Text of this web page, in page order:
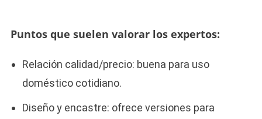
Puntos que suelen valorar los expertos:
Relación calidad/precio: buena para uso
doméstico cotidiano.
Diseño y encastre: ofrece versiones para